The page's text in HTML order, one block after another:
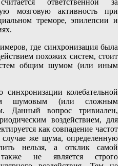
ответственной за
мозговую активность при
треморе, эпилепсии и
где синхронизация была
похожих систем, стоит
общим шумом (или иным
колебательной
шумовым (или сложным
Данный вопрос тривиален,
воздействием, для
как совпадение частот
же шума, определенную
нельзя, а отклик самой
не является строго